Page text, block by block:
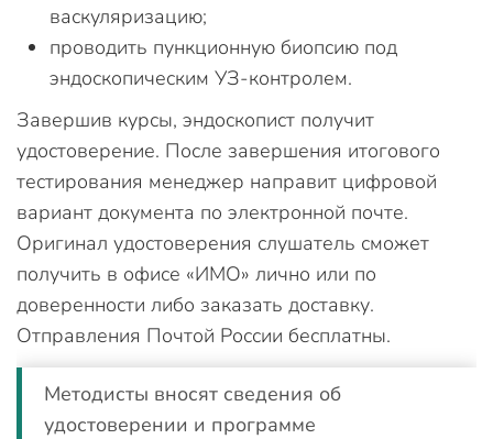
васкуляризацию;
проводить пункционную биопсию под
эндоскопическим УЗ-контролем.
Завершив курсы, эндоскопист получит
удостоверение. После завершения итогового
тестирования менеджер направит цифровой
вариант документа по электронной почте.
Оригинал удостоверения слушатель сможет
получить в офисе «ИМО» лично или по
доверенности либо заказать доставку.
Отправления Почтой России бесплатны.
Методисты вносят сведения об
удостоверении и программе